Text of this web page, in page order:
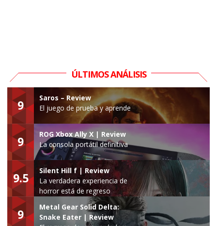
ÚLTIMOS ANÁLISIS
9
Saros – Review
El juego de prueba y aprende
9
ROG Xbox Ally X | Review
La consola portátil definitiva
9.5
Silent Hill f | Review
La verdadera experiencia de
horror está de regreso
9
Metal Gear Solid Delta:
Snake Eater | Review